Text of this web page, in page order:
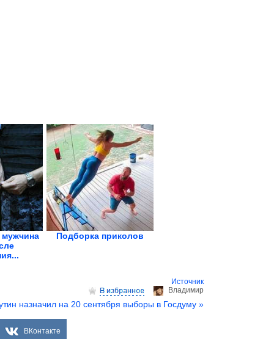
мужчина
Подборка приколов
Источник
Владимир
назначил на 20 сентября выборы в Госдуму »
ВКонтакте